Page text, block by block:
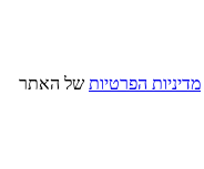
מדיניות הפרטיות של האתר